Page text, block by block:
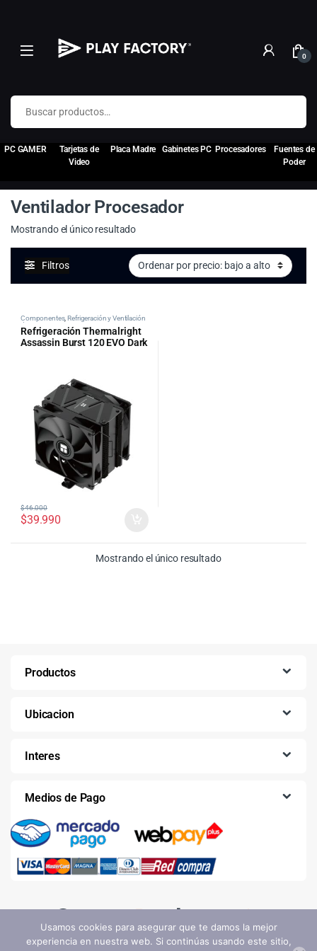
0
Buscar por:
PC GAMER
Tarjetas de
Video
Placa Madre Gabinetes PC Procesadores
Fuentes de
Poder
Ventilador Procesador
Mostrando el único resultado
Filtros
Componentes,Refrigeración y Ventilación
de PC
Refrigeración Thermalright
Assassin Burst 120 EVO Dark
$39.990
$46.000
Mostrando el único resultado
Productos
Ubicacion
Interes
Medios de Pago
Usamos cookies para asegurar que te damos la mejor
experiencia en nuestra web. Si continúas usando este sitio,